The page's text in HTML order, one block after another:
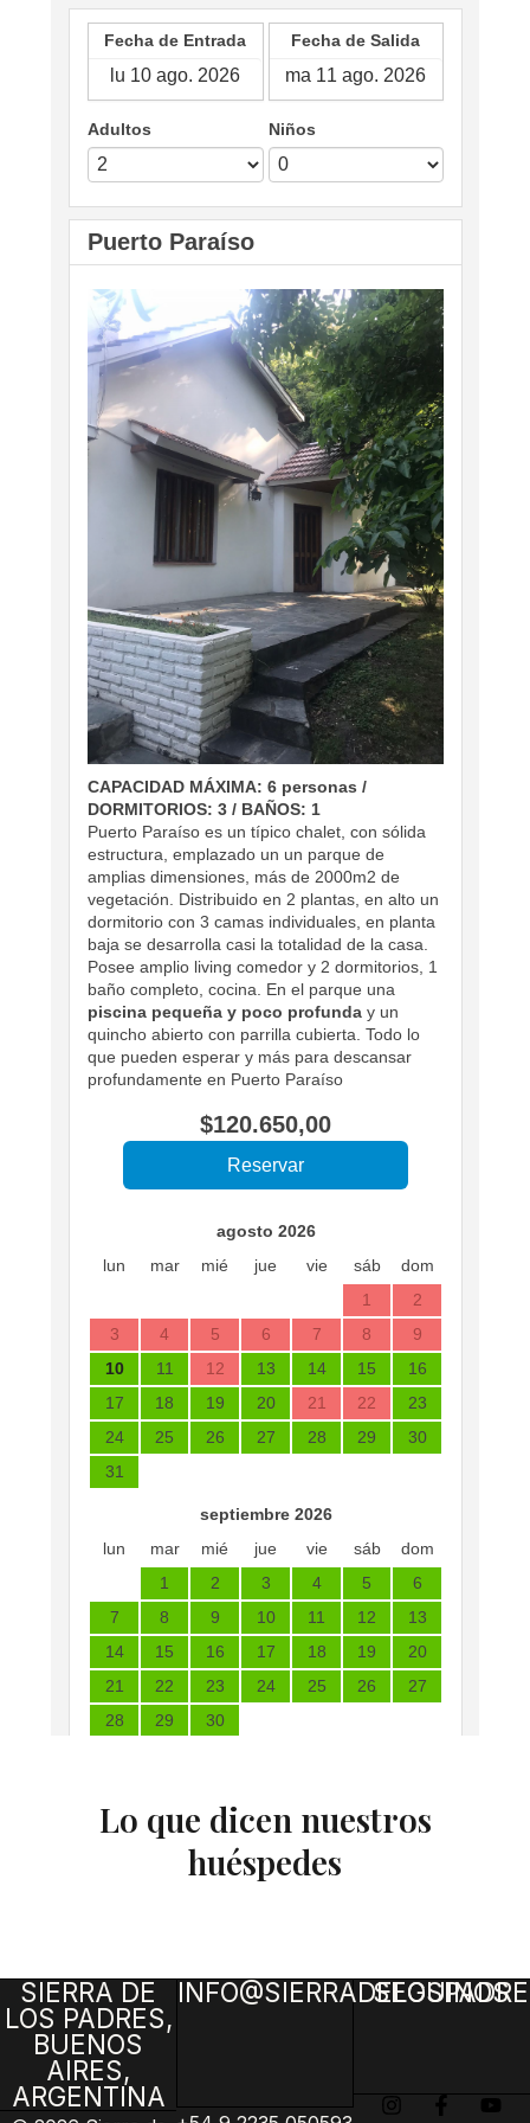
Lo que dicen nuestros
huéspedes
SIERRA DE
LOS PADRES,
BUENOS
AIRES,
ARGENTINA
SEGUINOS
I
F
Y